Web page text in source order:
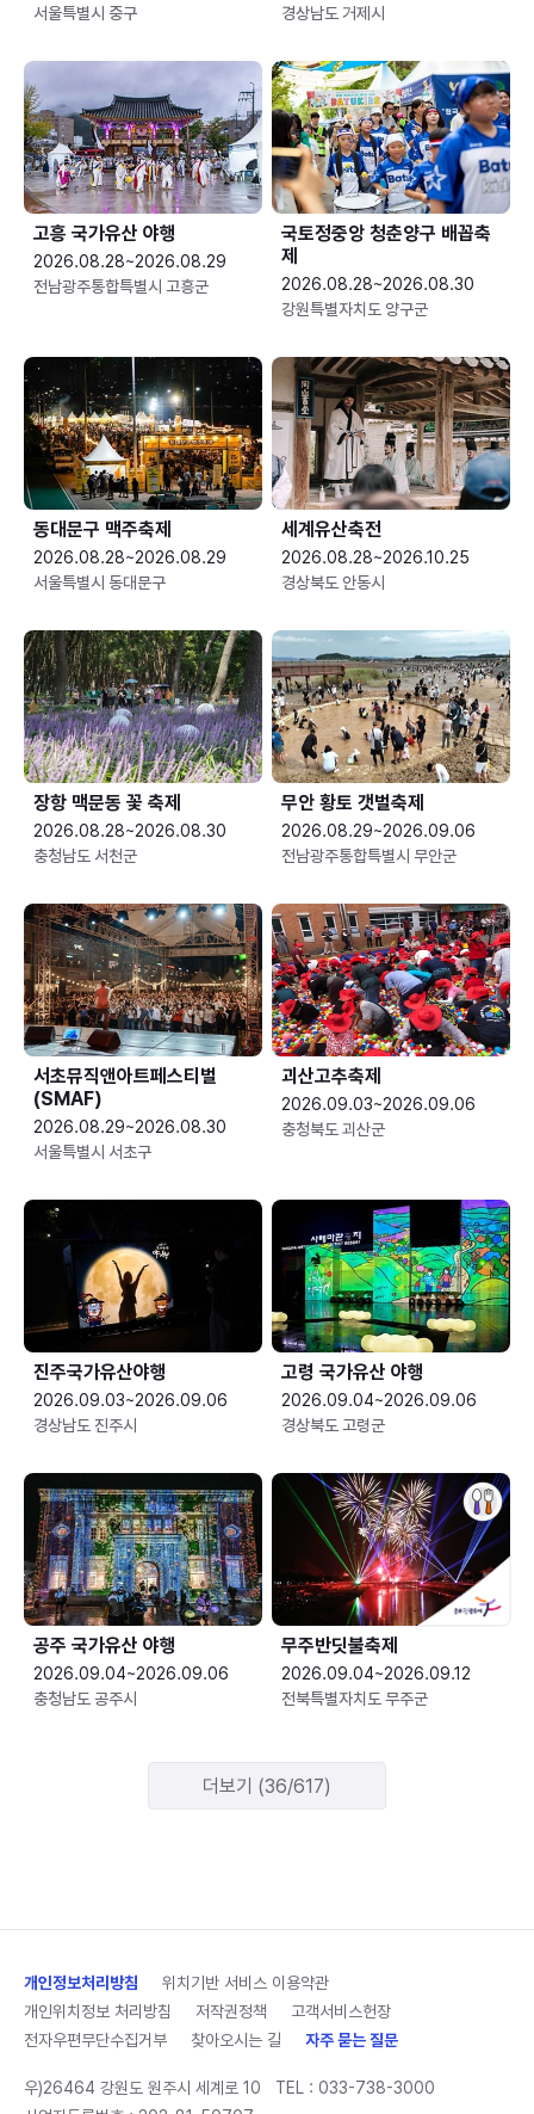
서울특별시 중구
경상남도 거제시
고흥 국가유산 야행
2026.08.28~2026.08.29
전남광주통합특별시 고흥군
국토정중앙 청춘양구 배꼽축
제
2026.08.28~2026.08.30
강원특별자치도 양구군
동대문구 맥주축제
2026.08.28~2026.08.29
서울특별시 동대문구
세계유산축전
2026.08.28~2026.10.25
경상북도 안동시
장항 맥문동 꽃 축제
2026.08.28~2026.08.30
충청남도 서천군
무안 황토 갯벌축제
2026.08.29~2026.09.06
전남광주통합특별시 무안군
서초뮤직앤아트페스티벌
(SMAF)
2026.08.29~2026.08.30
서울특별시 서초구
괴산고추축제
2026.09.03~2026.09.06
충청북도 괴산군
진주국가유산야행
2026.09.03~2026.09.06
경상남도 진주시
고령 국가유산 야행
2026.09.04~2026.09.06
경상북도 고령군
공주 국가유산 야행
2026.09.04~2026.09.06
충청남도 공주시
무주반딧불축제
2026.09.04~2026.09.12
전북특별자치도 무주군
더보기 (36/617)
개인정보처리방침
위치기반 서비스 이용약관
개인위치정보 처리방침
저작권정책
고객서비스헌장
전자우편무단수집거부
찾아오시는 길 자주 묻는 질문
우)26464 강원도 원주시 세계로 10 TEL : 033-738-3000